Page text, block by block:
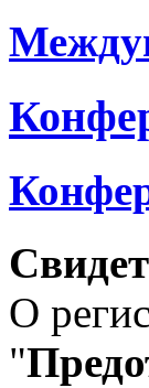
О
"